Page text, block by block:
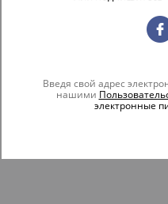
Введя свой адрес
нашими
электронные